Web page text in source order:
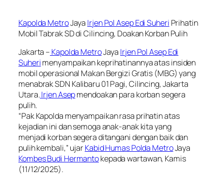
Kapolda MetroJaya Irjen Pol Asep Edi Suheri Prihatin
Mobil Tabrak SD di Cilincing, Doakan Korban Pulih
Jakarta – Kapolda MetroJaya Irjen Pol Asep Edi
Suherimenyampaikan keprihatinannya atas insiden
mobil operasional Makan Bergizi Gratis (MBG) yang
menabrak SDN Kalibaru 01 Pagi, Cilincing, Jakarta
Utara.Irjen Asepmendoakan para korban segera
pulih.
“Pak Kapolda menyampaikan rasa prihatin atas
kejadian ini dan semoga anak-anak kita yang
menjadi korban segera ditangani dengan baik dan
pulih kembali,” ujarKabid Humas Polda MetroJaya
Kombes Budi Hermantokepada wartawan, Kamis
(11/12/2025).